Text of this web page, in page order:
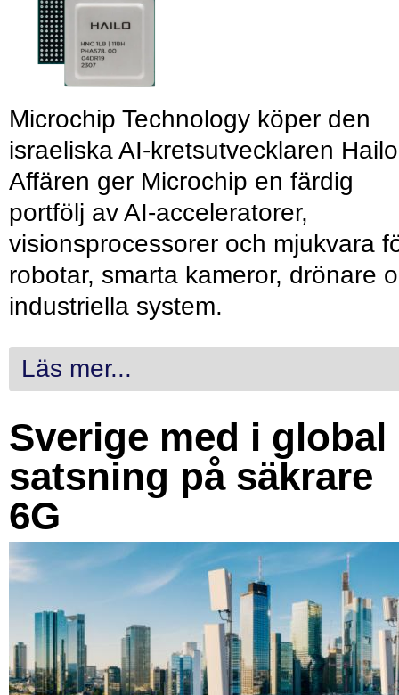
Microchip Technology köper den
israeliska AI-kretsutvecklaren
Affären ger Microchip en färdig
portfölj av AI-acceleratorer,
visionsprocessorer och mjukvara
robotar, smarta kameror, drönare
industriella system.
Läs mer...
Sverige med i global
satsning på säkrare
6G